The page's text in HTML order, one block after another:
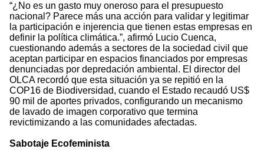
“¿No es un gasto muy oneroso para el presupuesto
nacional? Parece más una acción para validar y legitimar
la participación e injerencia que tienen estas empresas en
definir la política climática.”, afirmó Lucio Cuenca,
cuestionando además a sectores de la sociedad civil que
aceptan participar en espacios financiados por empresas
denunciadas por depredación ambiental. El director del
OLCA recordó que esta situación ya se repitió en la
COP16 de Biodiversidad, cuando el Estado recaudó US$
90 mil de aportes privados, configurando un mecanismo
de lavado de imagen corporativo que termina
revictimizando a las comunidades afectadas.
Sabotaje Ecofeminista